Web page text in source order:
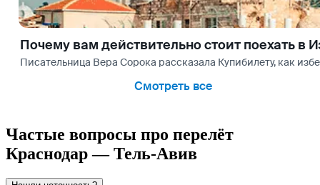
Почему вам действительно стоит поехать в
Писательница Вера Сорока рассказала Купибилету, как
Смотреть все
Частые вопросы про перелёт
Краснодар — Тель-Авив